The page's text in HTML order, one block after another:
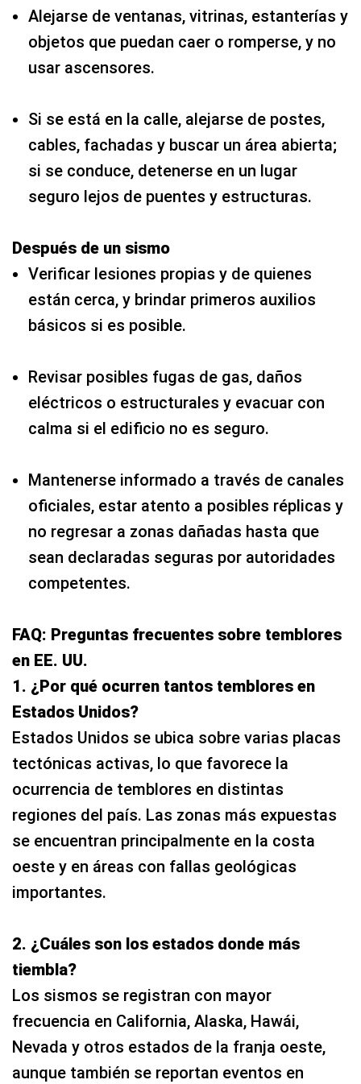
Alejarse de ventanas, vitrinas, estanterías y
objetos que puedan caer o romperse, y no
usar ascensores.
Si se está en la calle, alejarse de postes,
cables, fachadas y buscar un área abierta;
si se conduce, detenerse en un lugar
seguro lejos de puentes y estructuras.
Después de un sismo
Verificar lesiones propias y de quienes
están cerca, y brindar primeros auxilios
básicos si es posible.
Revisar posibles fugas de gas, daños
eléctricos o estructurales y evacuar con
calma si el edificio no es seguro.
Mantenerse informado a través de canales
oficiales, estar atento a posibles réplicas y
no regresar a zonas dañadas hasta que
sean declaradas seguras por autoridades
competentes.
FAQ: Preguntas frecuentes sobre temblores
en EE. UU.
1. ¿Por qué ocurren tantos temblores en
Estados Unidos?
Estados Unidos se ubica sobre varias placas
tectónicas activas, lo que favorece la
ocurrencia de temblores en distintas
regiones del país. Las zonas más expuestas
se encuentran principalmente en la costa
oeste y en áreas con fallas geológicas
importantes.
2. ¿Cuáles son los estados donde más
tiembla?
Los sismos se registran con mayor
frecuencia en California, Alaska, Hawái,
Nevada y otros estados de la franja oeste,
aunque también se reportan eventos en